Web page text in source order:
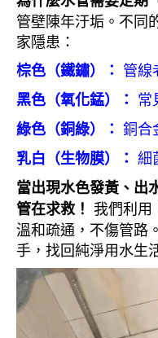
管壁陳年汙垢。不同
家隱患：
棕色（鐵鏽）： 管線
黑色（氧化錳）： 常
綠色（銅綠）： 銅合
乳白（生物膜）： 細
當出現水色發黃、出
管在求救！ 我們利用
溫和疏通，不傷管路
手，找回純淨用水生